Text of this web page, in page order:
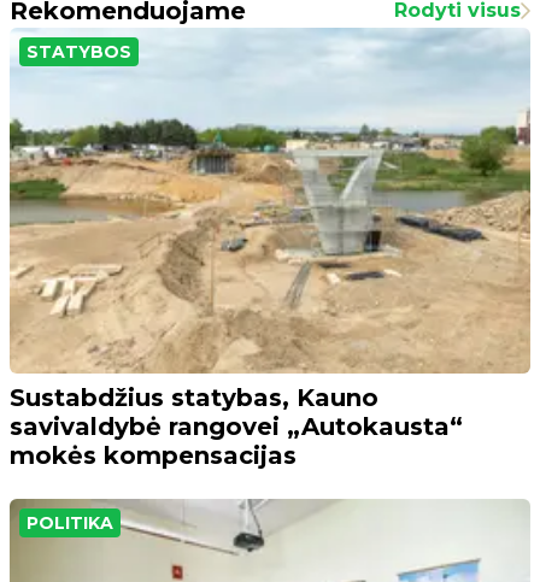
Rekomenduojame Rodyti visus
STATYBOS
Sustabdžius statybas, Kauno
savivaldybė rangovei „Autokausta“
mokės kompensacijas
POLITIKA